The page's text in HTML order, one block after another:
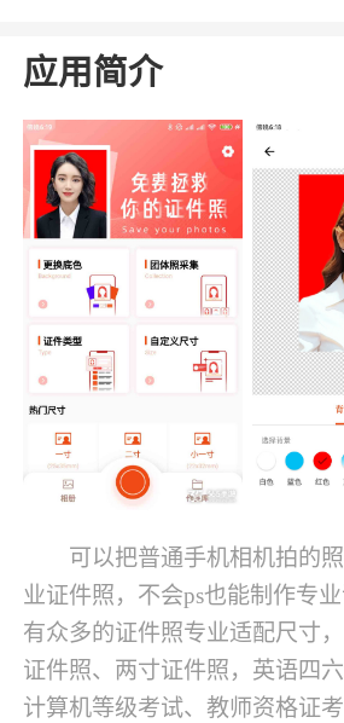
应用简介
可以把普通手机相机拍的
业证件照，不会ps也能制作专
有众多的证件照专业适配尺寸
证件照、两寸证件照，英语四六
计算机等级考试、教师资格证